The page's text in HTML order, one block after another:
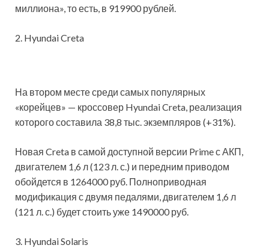
миллиона», то есть, в 919900 рублей.
2. Hyundai Creta
На втором месте среди самых популярных
«корейцев» — кроссовер Hyundai Creta, реализация
которого составила 38,8 тыс. экземпляров (+31%).
Новая Creta в самой доступной версии Prime с АКП,
двигателем 1,6 л (123 л. с.) и передним приводом
обойдется в 1264000 руб. Полноприводная
модификация с двумя педалями, двигателем 1,6 л
(121 л. с.) будет стоить уже 1490000 руб.
3. Hyundai Solaris